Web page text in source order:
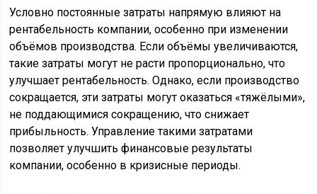
Условно постоянные затраты напрямую влияют на
рентабельность компании, особенно при изменении
объёмов производства. Если объёмы увеличиваются,
такие затраты могут не расти пропорционально, что
улучшает рентабельность. Однако, если производство
сокращается, эти затраты могут оказаться «тяжёлыми»,
не поддающимися сокращению, что снижает
прибыльность. Управление такими затратами
позволяет улучшить финансовые результаты
компании, особенно в кризисные периоды.